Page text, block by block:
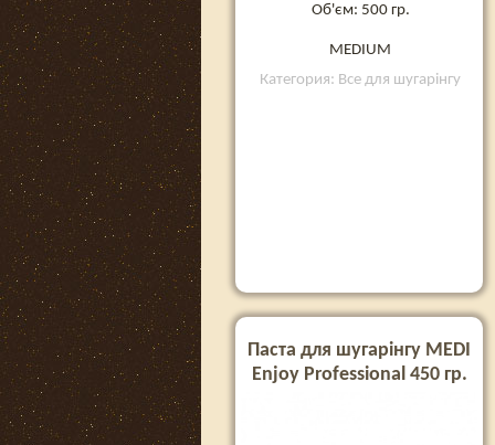
Об'єм: 500 гр.
MEDIUM
Категория: Все для шугарінгу
Паста для шугарінгу MEDI
Enjoy Professional 450 гр.